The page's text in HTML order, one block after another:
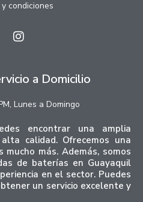
condiciones
a Domicilio
Lunes a Domingo
encontrar una amplia
calidad. Ofrecemos una
más. Además, somos
de baterías en Guayaquil
en el sector. Puedes
un servicio excelente y